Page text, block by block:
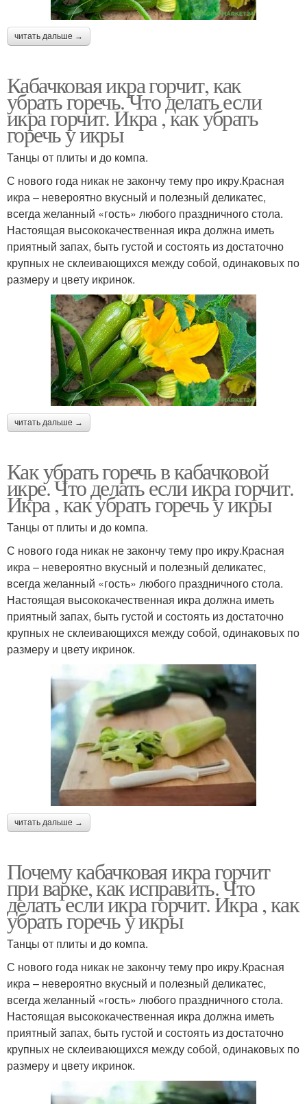
читать дальше →
Кабачковая икра горчит, как
убрать горечь. Что делать если
икра горчит. Икра , как убрать
горечь у икры
Танцы от плиты и до компа.
С нового года никак не закончу тему про икру.Красная
икра – невероятно вкусный и полезный деликатес,
всегда желанный «гость» любого праздничного стола.
Настоящая высококачественная икра должна иметь
приятный запах, быть густой и состоять из достаточно
крупных не склеивающихся между собой, одинаковых по
размеру и цвету икринок.
читать дальше →
Как убрать горечь в кабачковой
икре. Что делать если икра горчит.
Икра , как убрать горечь у икры
Танцы от плиты и до компа.
С нового года никак не закончу тему про икру.Красная
икра – невероятно вкусный и полезный деликатес,
всегда желанный «гость» любого праздничного стола.
Настоящая высококачественная икра должна иметь
приятный запах, быть густой и состоять из достаточно
крупных не склеивающихся между собой, одинаковых по
размеру и цвету икринок.
читать дальше →
Почему кабачковая икра горчит
при варке, как исправить. Что
делать если икра горчит. Икра , как
убрать горечь у икры
Танцы от плиты и до компа.
С нового года никак не закончу тему про икру.Красная
икра – невероятно вкусный и полезный деликатес,
всегда желанный «гость» любого праздничного стола.
Настоящая высококачественная икра должна иметь
приятный запах, быть густой и состоять из достаточно
крупных не склеивающихся между собой, одинаковых по
размеру и цвету икринок.